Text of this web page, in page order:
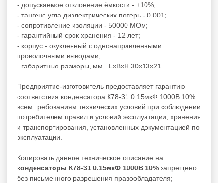
- допускаемое отклонение ёмкости - ±10%;
- тангенс угла диэлектрических потерь - 0.001;
- сопротивление изоляции - 50000 МОм;
- гарантийный срок хранения - 12 лет;
- корпус - окукленный с однонаправленными
проволочными выводами;
- габаритные размеры, мм - LxBxH 30x13x21.
Предприятие-изготовитель предоставляет гарантию
соответствия конденсатора К78-31 0.15мкФ 1000В 10%
всем требованиям технических условий при соблюдении
потребителем правил и условий эксплуатации, хранения
и транспортирования, установленных документацией по
эксплуатации.
Копировать данное техническое описание на
конденсаторы К78-31 0.15мкФ 1000В 10% запрещено
без письменного разрешения правообладателя;